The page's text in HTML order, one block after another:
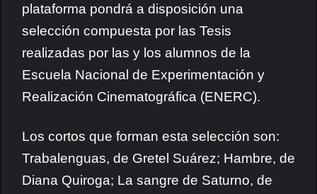
plataforma pondrá a disposición una
selección compuesta por las Tesis
realizadas por las y los alumnos de la
Escuela Nacional de Experimentación y
Realización Cinematográfica (ENERC).
Los cortos que forman esta selección son:
Trabalenguas, de Gretel Suárez; Hambre, de
Diana Quiroga; La sangre de Saturno, de